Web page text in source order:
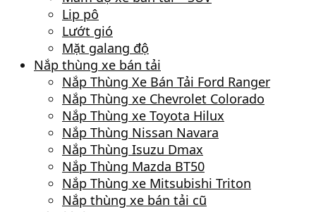
Lip pô
Lướt gió
Mặt galang độ
Nắp thùng xe bán tải
Nắp Thùng Xe Bán Tải Ford Ranger
Nắp Thùng xe Chevrolet Colorado
Nắp Thùng xe Toyota Hilux
Nắp Thùng Nissan Navara
Nắp Thùng Isuzu Dmax
Nắp Thùng Mazda BT50
Nắp Thùng xe Mitsubishi Triton
Nắp thùng xe bán tải cũ